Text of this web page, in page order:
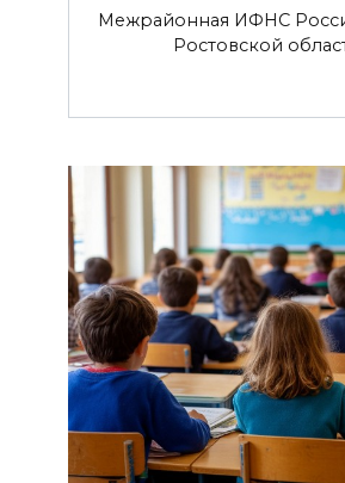
Межрайонная ИФНС
Ростовской